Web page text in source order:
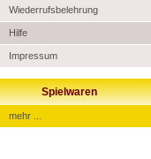
Wiederrufsbelehrung
Hilfe
Impressum
Spielwaren
mehr ...